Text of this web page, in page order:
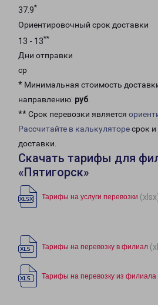
37.9*
Ориентировочный срок доставки
13 - 13**
Дни отправки
ср
* Минимальная стоимость
направлению: руб.
** Срок перевозки является
Рассчитайте в калькуляторесрок
доставки.
Скачать тарифы для
«Пятигорск»
Тарифы на услуги перевозки
Тарифы на перевозку в филиал
Тарифы на перевозку из филиала